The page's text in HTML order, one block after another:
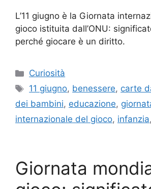
L’11 giugno è la Giornata
gioco istituita dall’ONU:
perché giocare è un diritto.
Categorie
Curiosità
Tag
11 giugno, benessere, carte
dei bambini, educazione,
internazionale del gioco, infanzia,
Giornata